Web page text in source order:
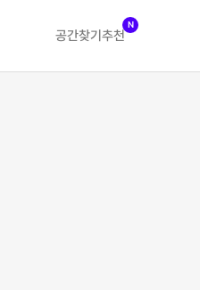
공간찾기 추천
N